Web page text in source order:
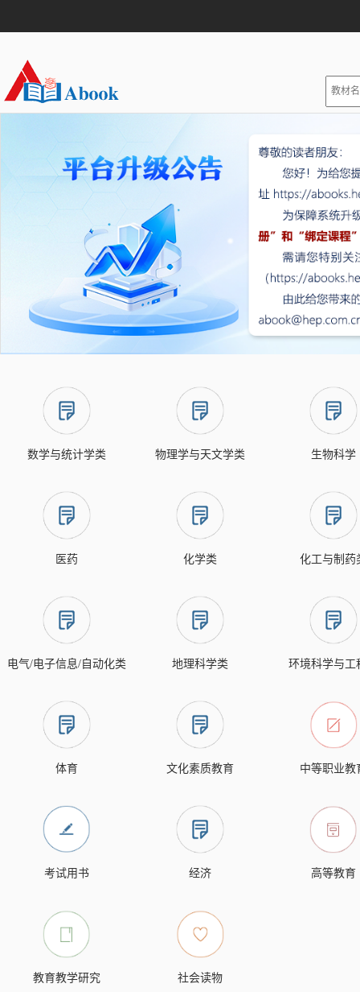
数学与统计学类 物理学与天文学类 生物科学
医药 化学类 化工与制药
电气/电子信息/自动化类 地理科学类 环境科学与工
体育 文化素质教育 中等职业教
考试用书 经济 高等教育
教育教学研究 社会读物